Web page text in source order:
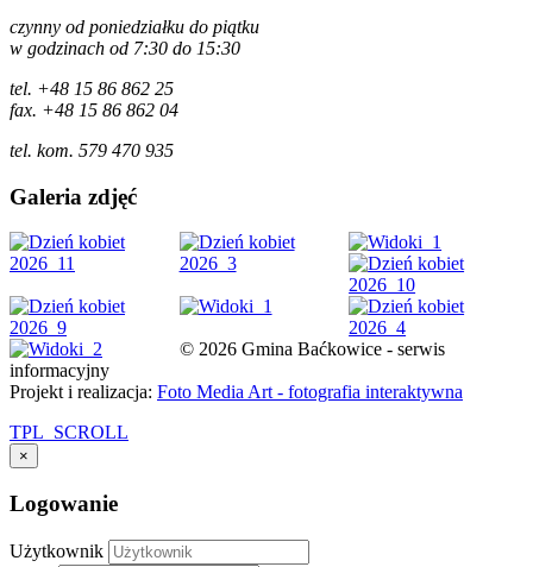
czynny od poniedziałku do piątku
w godzinach od 7:30 do 15:30
tel. +48 15 86 862 25
fax. +48 15 86 862 04
tel. kom. 579 470 935
Galeria zdjęć
© 2026 Gmina Baćkowice - serwis
informacyjny
Projekt i realizacja: Foto Media Art - fotografia interaktywna
TPL_SCROLL
×
Logowanie
Użytkownik